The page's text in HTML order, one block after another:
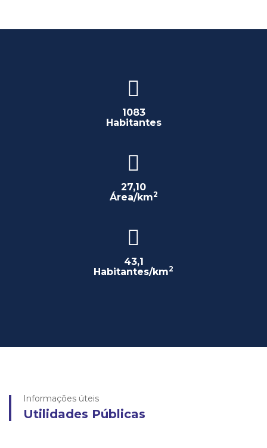
1083
Habitantes
27,10
Área/km2
43,1
Habitantes/km2
Informações úteis
Utilidades Públicas